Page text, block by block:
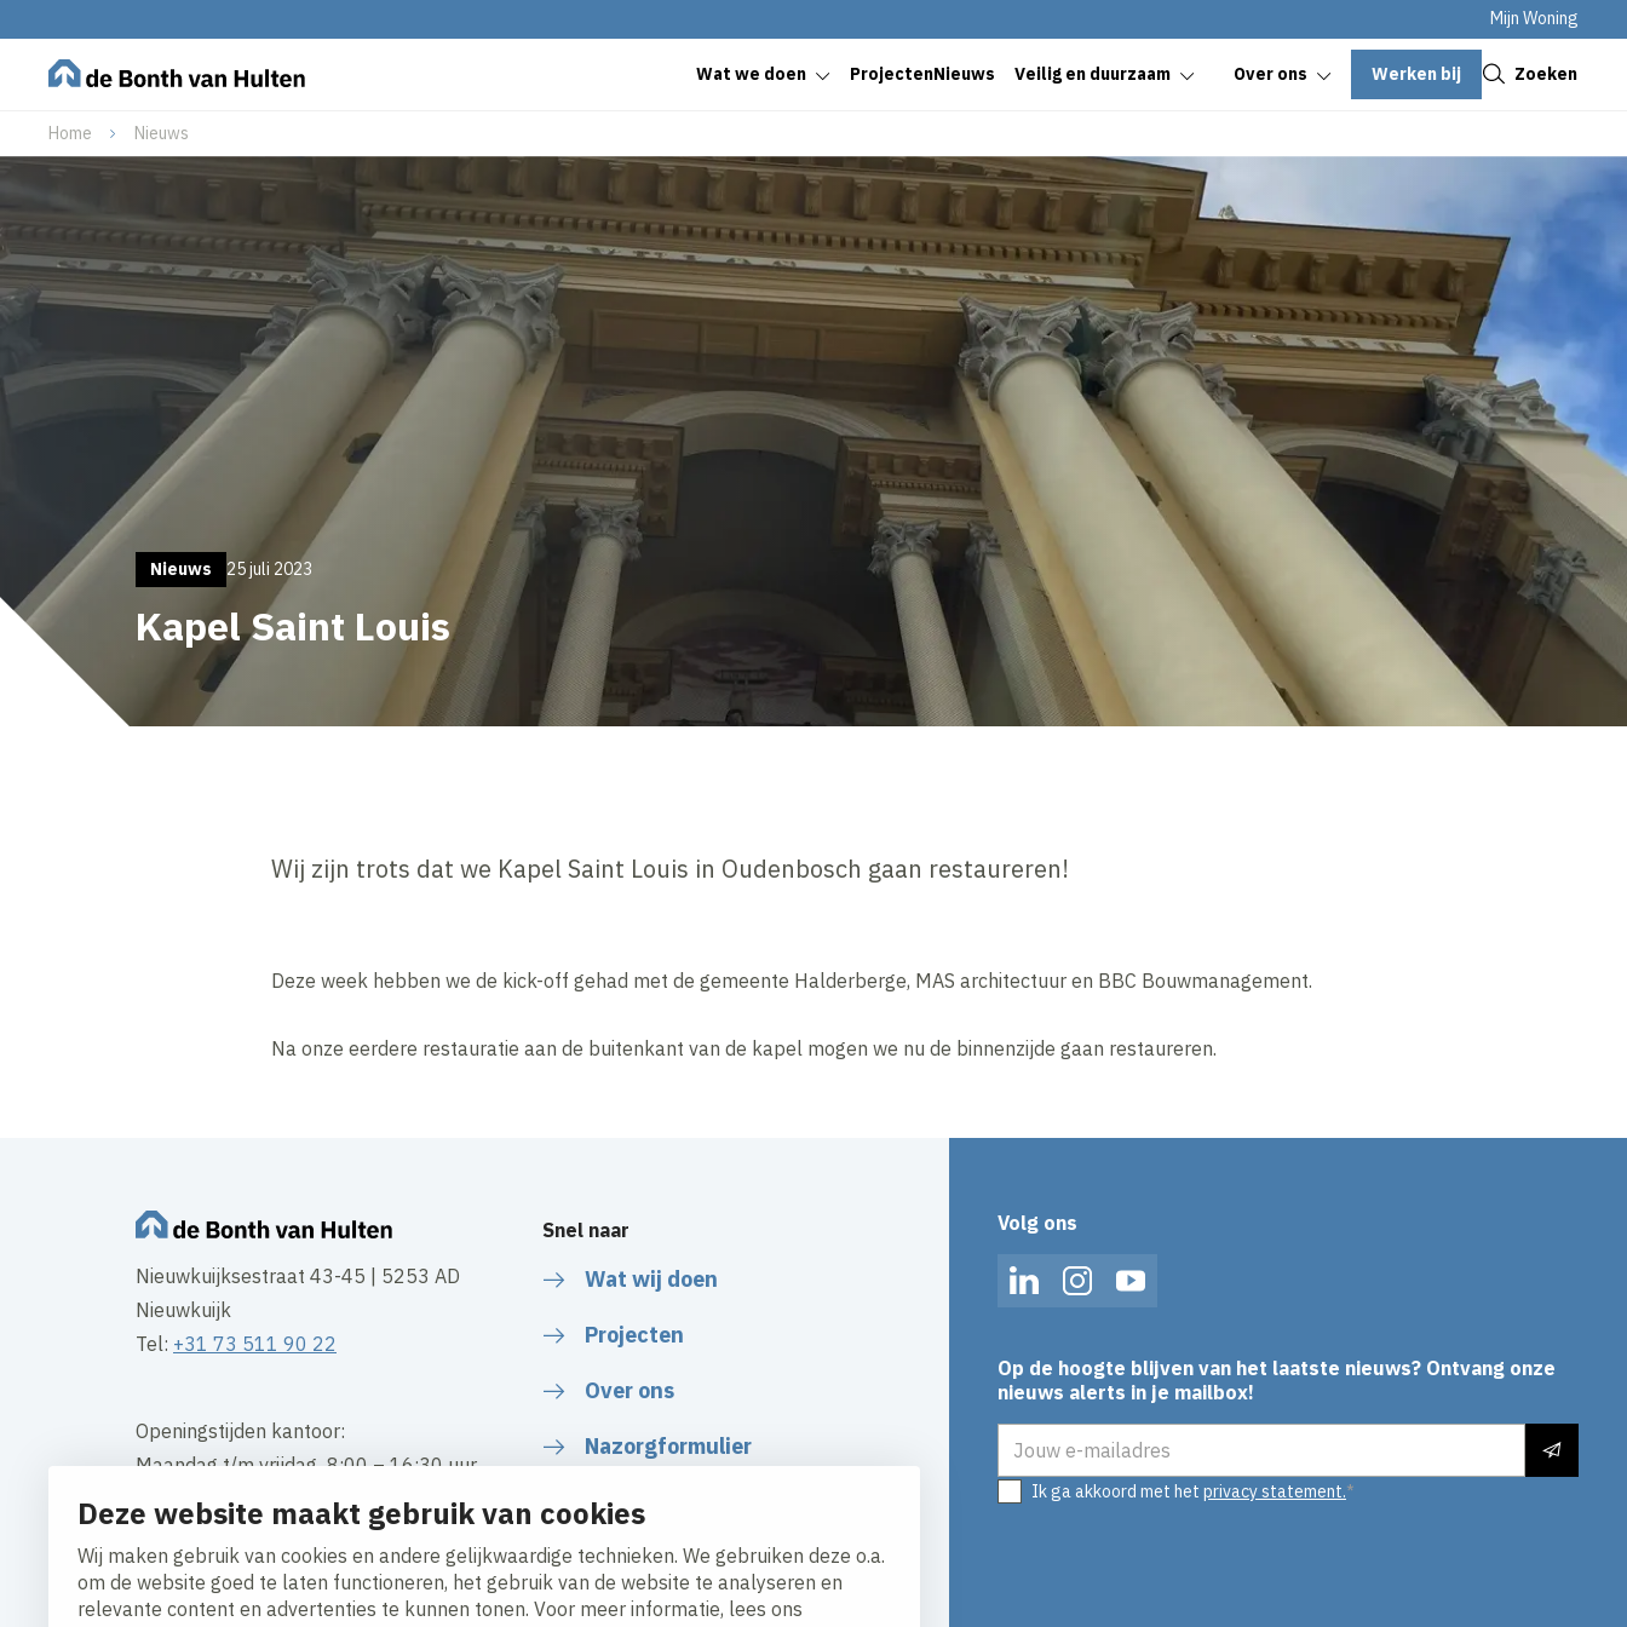
Deze website maakt gebruik van cookies
Wij maken gebruik van cookies en andere gelijkwaardige technieken. We gebruiken deze o.a.
om de website goed te laten functioneren, het gebruik van de website te analyseren en
relevante content en advertenties te kunnen tonen. Voor meer informatie, lees ons
Mijn Woning
Wat we doen ProjectenNieuws Veilig en duurzaam Over ons Werken bij Zoeken
Home Nieuws
Nieuws 25 juli 2023
Kapel Saint Louis
Wij zijn trots dat we Kapel Saint Louis in Oudenbosch gaan restaureren!
Deze week hebben we de kick-off gehad met de gemeente Halderberge, MAS architectuur en BBC Bouwmanagement.
Na onze eerdere restauratie aan de buitenkant van de kapel mogen we nu de binnenzijde gaan restaureren.
Nieuwkuijksestraat 43-45 | 5253 AD
Nieuwkuijk
Tel: +31 73 511 90 22
Openingstijden kantoor:
Maandag t/m vrijdag 8:00 – 16:30 uur
Contact
Snel naar
Wat wij doen
Projecten
Over ons
Nazorgformulier
Volg ons
LinkedInInstagramYouTube
Op de hoogte blijven van het laatste nieuws? Ontvang onze
nieuws alerts in je mailbox!
Ik ga akkoord met het privacy statement.
Sluiten